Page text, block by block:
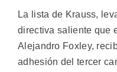
La lista de Krauss,
directiva saliente que
Alejandro Foxley,
adhesión del tercer